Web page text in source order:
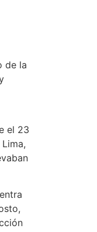
de la
el 23